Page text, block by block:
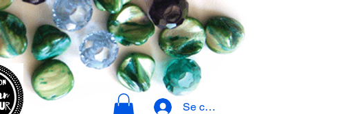
Se connecter